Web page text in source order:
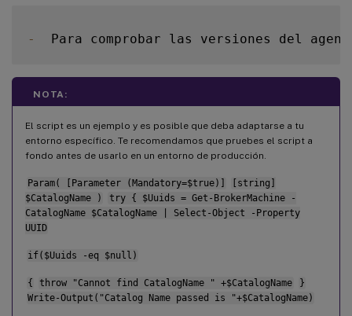
-
Para comprobar las versiones del
NOTA:
El script es un ejemplo y es posible que deba adaptarse a tu
entorno específico. Te recomendamos que pruebes el script a
fondo antes de usarlo en un entorno de producción.
Param( [Parameter (Mandatory=$true)]
[string]
$CatalogName )
try { $Uuids = Get-BrokerMachine -
CatalogName $CatalogName | Select-Object -Property
UUID
if($Uuids -eq $null)
{ throw "Cannot find CatalogName " +$CatalogName
}
Write-Output("Catalog Name passed is "+$CatalogName)